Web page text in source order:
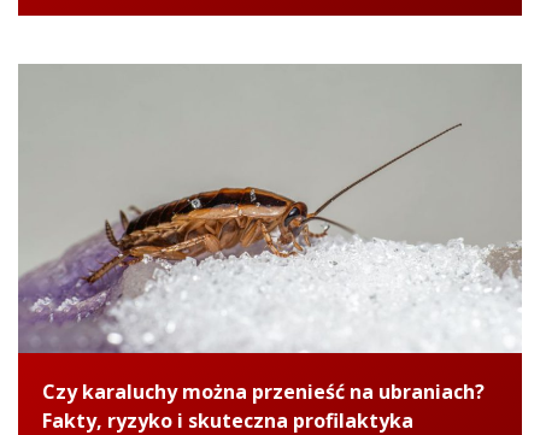
Czy karaluchy można przenieść na ubraniach?
Fakty, ryzyko i skuteczna profilaktyka